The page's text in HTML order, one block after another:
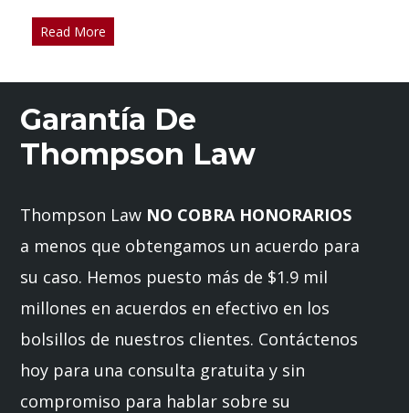
Read More
Garantía De
Thompson Law
Thompson Law NO COBRA HONORARIOS
a menos que obtengamos un acuerdo para
su caso. Hemos puesto más de $1.9 mil
millones en acuerdos en efectivo en los
bolsillos de nuestros clientes. Contáctenos
hoy para una consulta gratuita y sin
compromiso para hablar sobre su